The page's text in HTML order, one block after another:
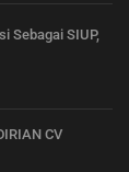
Sebagai SIUP,
CV